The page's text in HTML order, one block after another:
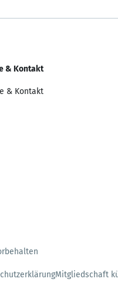
& Kontakt
& Kontakt
Mitgliedschaft